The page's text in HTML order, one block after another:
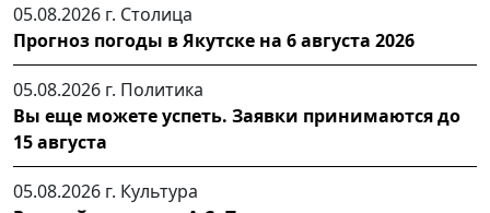
05.08.2026 г. Столица
Прогноз погоды в Якутске на 6 августа 2026
05.08.2026 г. Политика
Вы еще можете успеть. Заявки принимаются до
15 августа
05.08.2026 г. Культура